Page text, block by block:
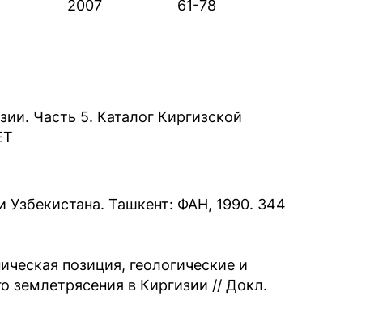
2007 61-78
Часть 5. Каталог Киргизской
Узбекистана. Ташкент: ФАН, 1990. 344
позиция, геологические и
землетрясения в Киргизии // Докл.